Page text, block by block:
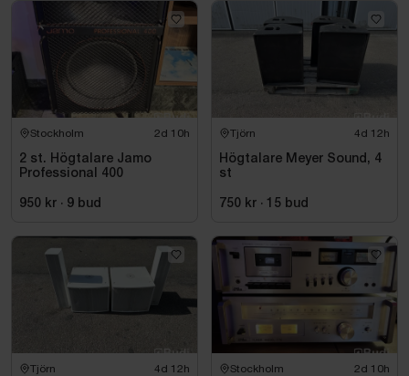
Stockholm 2d 10h
2 st. Högtalare Jamo
Professional 400
950 kr · 9 bud
Tjörn 4d 12h
Högtalare Meyer Sound, 4
st
750 kr · 15 bud
Tjörn 4d 12h Stockholm 2d 10h